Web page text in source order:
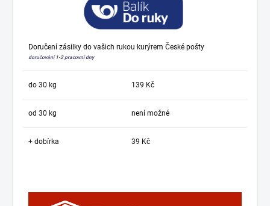
Doručení zásilky do vašich rukou kurýrem České pošty
doručování 1-2 pracovní dny
do 30 kg 139 Kč
od 30 kg není možné
+ dobírka 39 Kč